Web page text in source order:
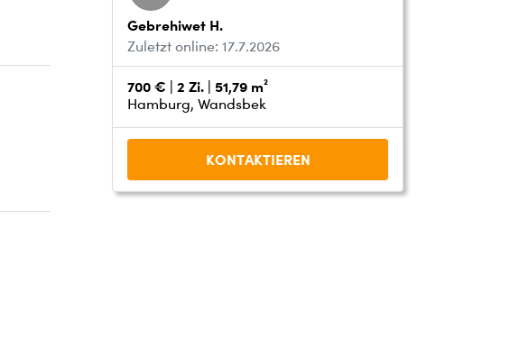
Gebrehiwet H.
Zuletzt online: 17.7.2026
700 € | 2 Zi. | 51,79 m²
Hamburg, Wandsbek
KONTAKTIEREN